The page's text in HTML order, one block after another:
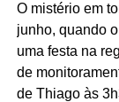
O mistério em
junho, quando
uma festa na
de
de Thiago às